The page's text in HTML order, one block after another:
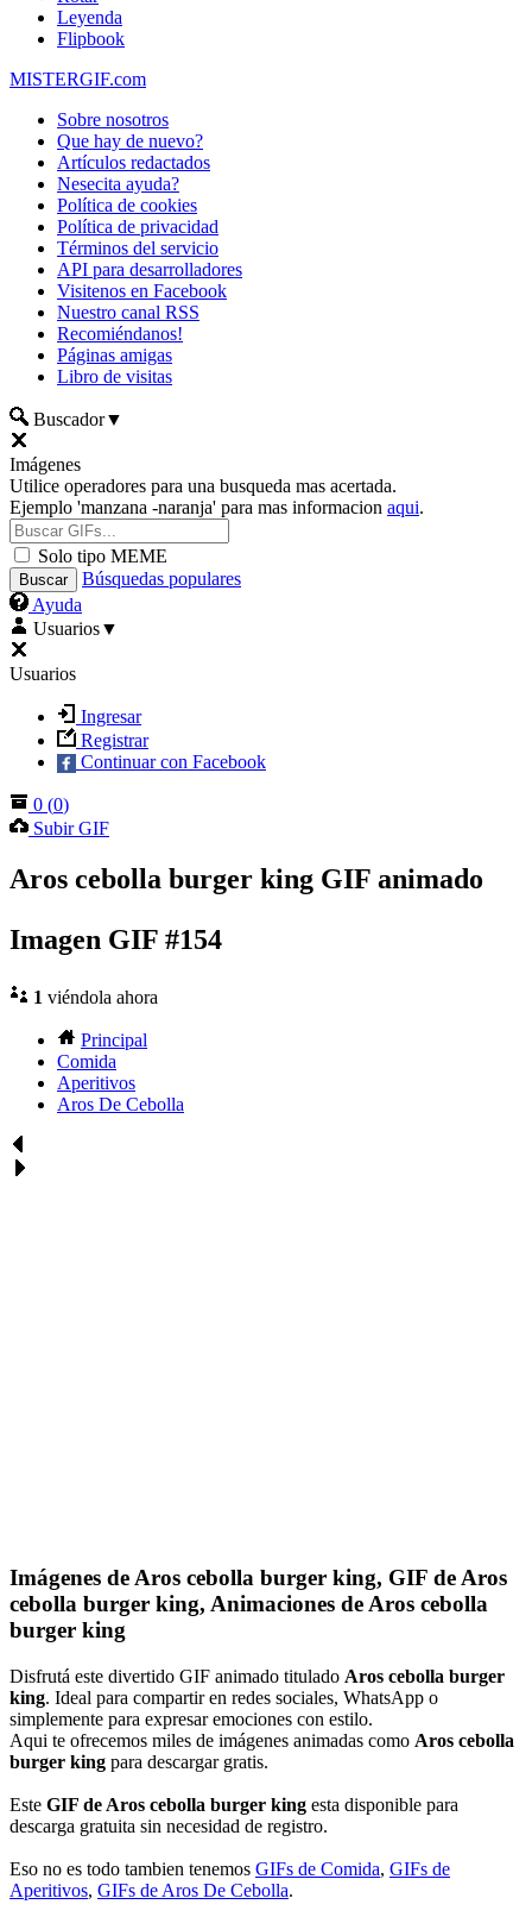
Leyenda
Flipbook
MISTERGIF.com
Sobre nosotros
Que hay de nuevo?
Artículos redactados
Nesecita ayuda?
Política de cookies
Política de privacidad
Términos del servicio
API para desarrolladores
Visitenos en Facebook
Nuestro canal RSS
Recomiéndanos!
Páginas amigas
Libro de visitas
Buscador▼
Imágenes
Utilice operadores para una busqueda mas acertada.
Ejemplo 'manzana -naranja' para mas informacion aqui.
Solo tipo MEME
Búsquedas populares
Ayuda
Usuarios▼
Usuarios
Ingresar
Registrar
Continuar con Facebook
0 (0)
Subir GIF
Aros cebolla burger king GIF animado
Imagen GIF #154
1 viéndola ahora
Principal
Comida
Aperitivos
Aros De Cebolla
Imágenes de Aros cebolla burger king, GIF de Aros
cebolla burger king, Animaciones de Aros cebolla
burger king
Disfrutá este divertido GIF animado titulado Aros cebolla burger
king. Ideal para compartir en redes sociales, WhatsApp o
simplemente para expresar emociones con estilo.
Aqui te ofrecemos miles de imágenes animadas como Aros cebolla
burger king para descargar gratis.
Este GIF de Aros cebolla burger king esta disponible para
descarga gratuita sin necesidad de registro.
Eso no es todo tambien tenemos GIFs de Comida, GIFs de
Aperitivos, GIFs de Aros De Cebolla.